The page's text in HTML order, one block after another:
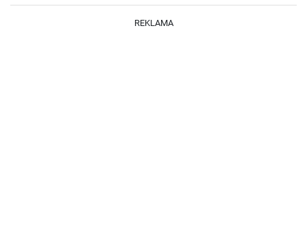
REKLAMA